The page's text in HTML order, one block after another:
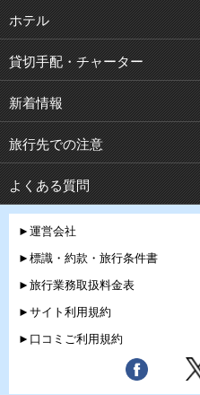
ホテル
貸切手配・チャーター
新着情報
旅行先での注意
よくある質問
►運営会社
►標識・約款・旅行条件書
►旅行業務取扱料金表
►サイト利用規約
►口コミご利用規約